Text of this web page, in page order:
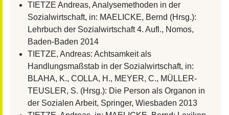
TIETZE Andreas, Analysemethoden in der
Sozialwirtschaft, in: MAELICKE, Bernd (Hrsg.):
Lehrbuch der Sozialwirtschaft 4. Aufl., Nomos,
Baden-Baden 2014
TIETZE, Andreas: Achtsamkeit als
Handlungsmaßstab in der Sozialwirtschaft, in:
BLAHA, K., COLLA, H., MEYER, C., MÜLLER-
TEUSLER, S. (Hrsg.): Die Person als Organon in
der Sozialen Arbeit, Springer, Wiesbaden 2013